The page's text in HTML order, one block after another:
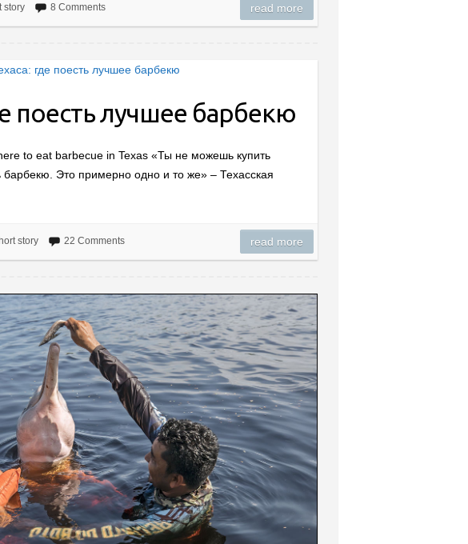
story 8 Comments read more
поесть лучшее барбекю
to eat barbecue in Texas «Ты не можешь купить
Это примерно одно и то же» – Техасская
story 22 Comments read more